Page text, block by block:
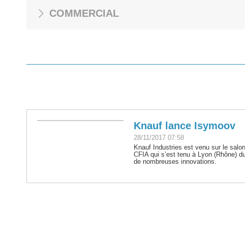
COMMERCIAL
Knauf lance Isymoov
28/11/2017 07:58
Knauf Industries est venu sur le
CFIA qui s’est tenu à Lyon (Rhône)
de nombreuses innovations.